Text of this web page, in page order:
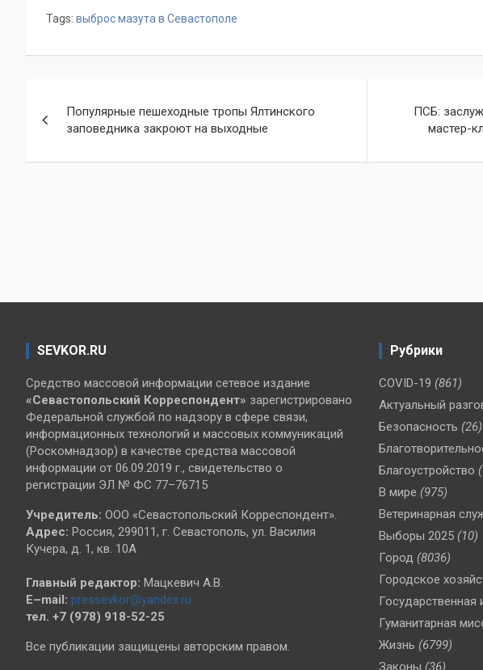
Tags: выброс мазута в Севастополе
по
записям
Популярные пешеходные тропы Ялтинского
заповедника закроют на выходные
ПСБ:
мастер-
SEVKOR.RU
Средство массовой информации сетевое издание
«Севастопольский Корреспондент» зарегистрировано
Федеральной службой по надзору в сфере связи,
информационных технологий и массовых коммуникаций
(Роскомнадзор) в качестве средства массовой
информации от 06.09.2019 г., свидетельство о
регистрации ЭЛ № ФС 77–76715
Учредитель: ООО «Севастопольский Корреспондент».
Адрес: Россия, 299011, г. Севастополь, ул. Василия
Кучера, д. 1, кв. 10А
Главный редактор: Мацкевич А.В.
E–mail: pressevkor@yandex.ru
тел. +7 (978) 918-52-25
Все публикации защищены авторским правом.
Рубрики
COVID-19 (861)
Актуальный
Безопасность (26)
Благоустройство
В мире (975)
Ветеринарная
Выборы 2025 (10)
Город (8036)
Городское
Государственная
Гуманитарная
Жизнь (6799)
Законы (36)